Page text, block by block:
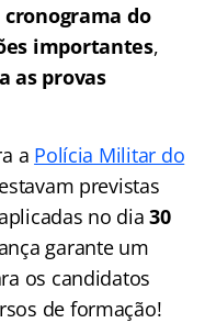
cronograma do
importantes,
as provas
a Polícia Militar do
previstas
no dia30
garante um
os candidatos
de formação!